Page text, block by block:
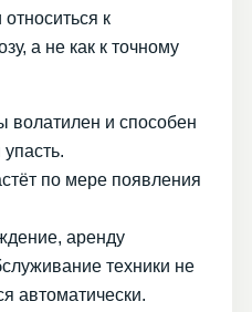
к
а не как к точному
волатилен и способен
по мере появления
аренду
техники не
автоматически.